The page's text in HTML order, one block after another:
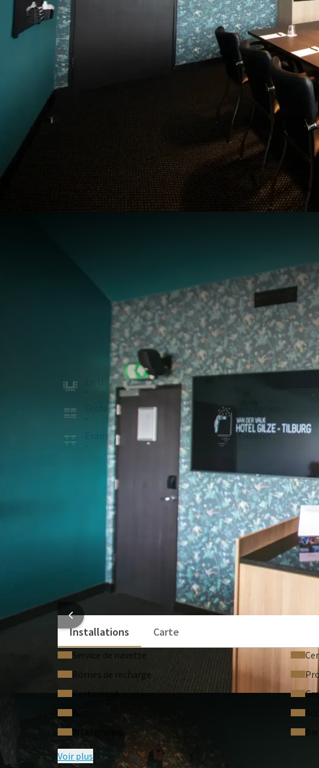
Nouvelle salle de réunion située dans notre bâtiment
de conférence. Cet espace agréable et calme est équipé de
jusqu'à 11 personnes.
Dimensions de la salle :
5,5 x 4,5 mètres |Hauteur : 3 mètres
-
Cabaret
ÉQUIPEMENTS DE
Dans la salle
Lumière naturelle
Murs insonorisés
Matériel d’écriture
Téléphone
Table de présidence
Voir plus
INFORMATIONS SUR
Installations
Carte
Service de navette
Bornes de recharge
Restaurant
Voir plus